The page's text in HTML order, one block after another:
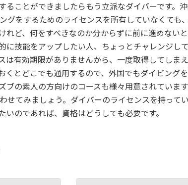
ことができましたらもう立派なダイバーです。
グをするためのライセンスを所有していなくても
れど、何をすべきなのか分からずに前に進めない
に技能をアップしたい人、ちょっとチャレンジし
は有効期限がありませんから、一度取得してしま
とどこでも通用するので、外国でもダイビング
の素人の方向けのコースも様々用意されていま
せてみましょう。ダイバーのライセンスを持って
のであれば、資格はどうしても必要です。